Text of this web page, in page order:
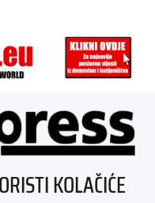
KOLAČIĆE